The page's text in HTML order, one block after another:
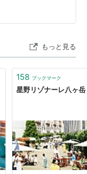
もっと見る
158 ブックマーク
星野リゾナーレ八ヶ岳